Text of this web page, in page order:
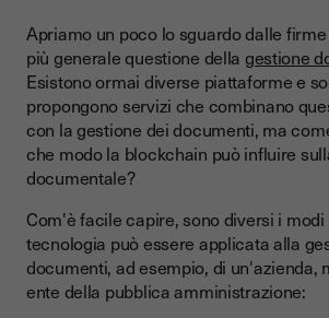
Apriamo un poco lo sguardo dalle
più generale questione della gestione
Esistono ormai diverse piattaforme e
propongono servizi che combinano
con la gestione dei documenti, ma
che modo la blockchain può influire
documentale?
Com'è facile capire, sono diversi i
tecnologia può essere applicata alla
documenti, ad esempio, di un'azienda,
ente della pubblica amministrazione: